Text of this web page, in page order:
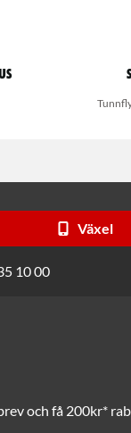
Växel
10 00
och få 200kr*